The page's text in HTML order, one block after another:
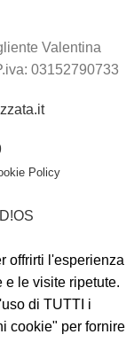
Valentina
03152790733
Policy
offrirti l'esperienza
e le visite ripetute.
di TUTTI i
cookie" per fornire